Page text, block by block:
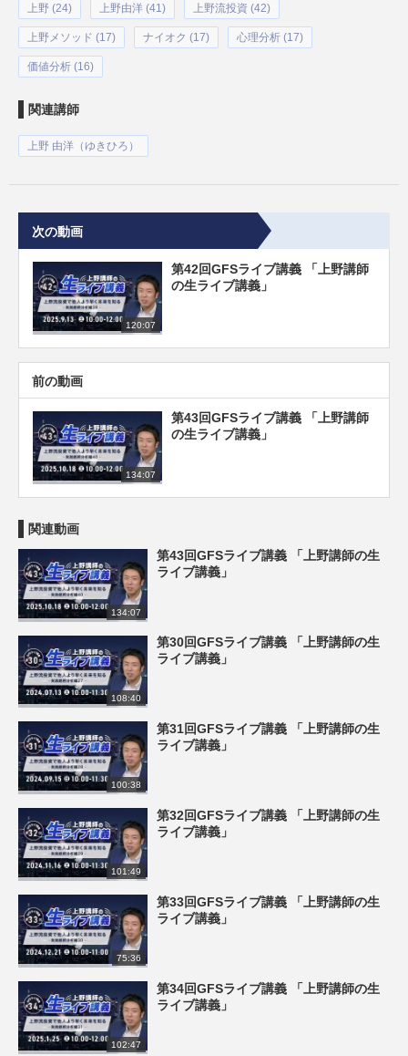
上野 (24) 上野由洋 (41) 上野流投資 (42)
上野メソッド (17) ナイオク (17) 心理分析 (17)
価値分析 (16)
関連講師
上野 由洋（ゆきひろ）
次の動画
120:07
第42回GFSライブ講義 「上野講師
の生ライブ講義」
前の動画
134:07
第43回GFSライブ講義 「上野講師
の生ライブ講義」
関連動画
134:07
第43回GFSライブ講義 「上野講師の生
ライブ講義」
108:40
第30回GFSライブ講義 「上野講師の生
ライブ講義」
100:38
第31回GFSライブ講義 「上野講師の生
ライブ講義」
101:49
第32回GFSライブ講義 「上野講師の生
ライブ講義」
75:36
第33回GFSライブ講義 「上野講師の生
ライブ講義」
102:47
第34回GFSライブ講義 「上野講師の生
ライブ講義」